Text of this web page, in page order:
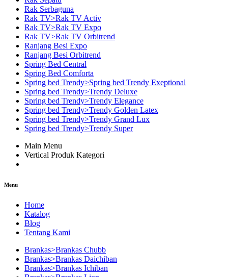
Rak Serbaguna
Rak TV>Rak TV Activ
Rak TV>Rak TV Expo
Rak TV>Rak TV Orbitrend
Ranjang Besi Expo
Ranjang Besi Orbitrend
Spring Bed Central
Spring Bed Comforta
Spring bed Trendy>Spring bed Trendy Exeptional
Spring bed Trendy>Trendy Deluxe
Spring bed Trendy>Trendy Elegance
Spring bed Trendy>Trendy Golden Latex
Spring bed Trendy>Trendy Grand Lux
Spring bed Trendy>Trendy Super
Main Menu
Vertical Produk Kategori
Menu
Home
Katalog
Blog
Tentang Kami
Brankas>Brankas Chubb
Brankas>Brankas Daichiban
Brankas>Brankas Ichiban